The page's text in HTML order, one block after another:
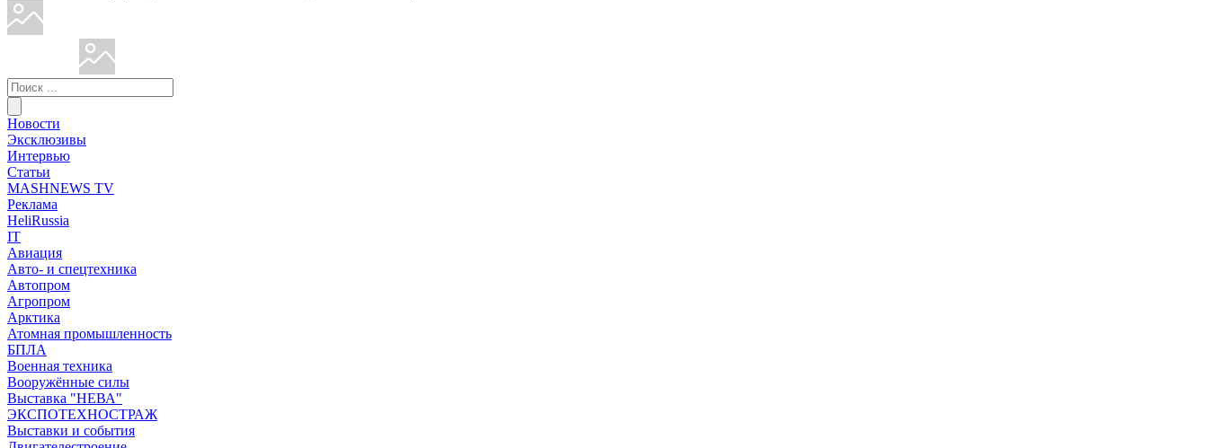
Новости
Эксклюзивы
Интервью
Статьи
MASHNEWS TV
Реклама
HeliRussia
IT
Авиация
Авто- и спецтехника
Автопром
Агропром
Арктика
Атомная промышленность
БПЛА
Военная техника
Вооружённые силы
Выставка "НЕВА"
ЭКСПОТЕХНОСТРАЖ
Выставки и события